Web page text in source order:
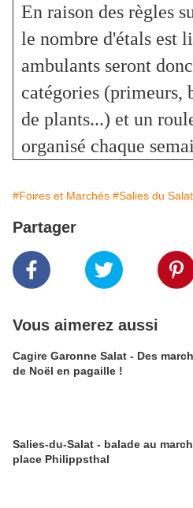
En raison des règles
le nombre d'étals est
ambulants seront
catégories (primeurs,
de plants...) et un
organisé chaque
#Foires et Marchés #Salies du Salat
Partager
Vous aimerez aussi
Cagire Garonne Salat - Des
de Noël en pagaille !
Salies-du-Salat - balade au
place Philippsthal